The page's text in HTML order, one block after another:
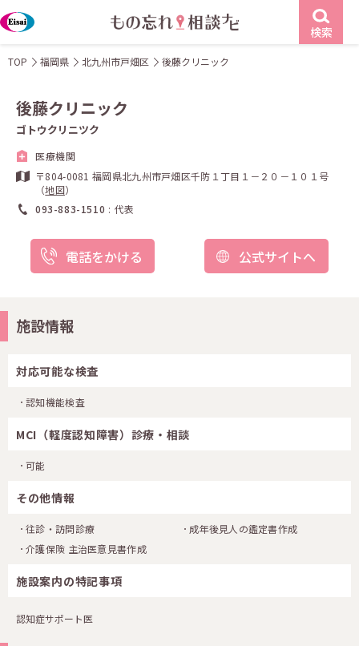
検索
TOP 福岡県 北九州市戸畑区 後藤クリニック
後藤クリニック
ゴトウクリニツク
医療機関
〒804-0081 福岡県北九州市戸畑区千防１丁目１－２０－１０１号
（地図）
093-883-1510
代表
電話をかける 公式サイトへ
施設情報
対応可能な検査
認知機能検査
MCI（軽度認知障害）診療・相談
可能
その他情報
往診・訪問診療
成年後見人の鑑定書作成
介護保険 主治医意見書作成
施設案内の特記事項
認知症サポート医